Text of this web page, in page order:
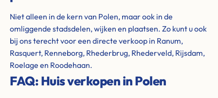
Niet alleen in de kern van Polen, maar ook in de
omliggende stadsdelen, wijken en plaatsen. Zo kunt u ook
bij ons terecht voor een directe verkoop in Ranum,
Rasquert, Renneborg, Rhederbrug, Rhederveld, Rijsdam,
Roelage en Roodehaan.
FAQ: Huis verkopen in Polen